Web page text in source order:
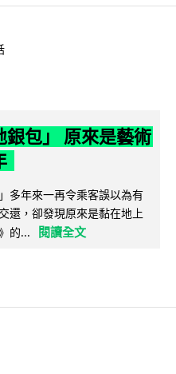
包」 原來是藝術
多年來一再令乘客誤以為有
還，卻發現原來是黏在地上
的...
閱讀全文